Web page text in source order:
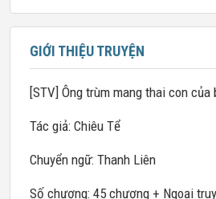
GIỚI THIỆU TRUYỆN
[STV] Ông trùm mang thai con
Tác giả: Chiêu Tể
Chuyển ngữ: Thanh Liên
Số chương: 45 chương + Ngoại